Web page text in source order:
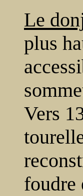
Le
plus
Vers
foudre